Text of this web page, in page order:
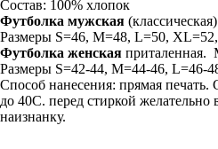
Состав: 100% хлопок
Футболка мужская
Размеры S=46, M=48, L=50,
Футболка женская приталенная.
Размеры S=42-44, M=44-46, L=46-
Способ нанесения: прямая
до 40С. перед стиркой желательно
наизнанку.